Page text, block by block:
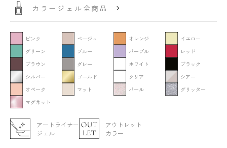
カラージェル全商品
ピンク ベージュ オレンジ
イエロー
グリーン
ブルー パープル
レッド
ブラウン
グレー ホワイト
ブラック
シルバー
ゴールド クリア
シアー
オペーク
マット パール
グリッター
マグネット
アートライナー
ジェル
アウトレット
カラー